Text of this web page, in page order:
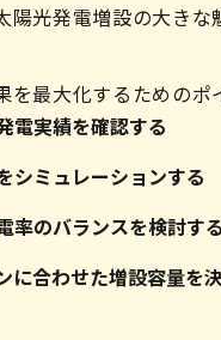
陽光発電増設の大きな
を最大化するためのポ
電実績を確認する
シミュレーションする
率のバランスを検討する
に合わせた増設容量を